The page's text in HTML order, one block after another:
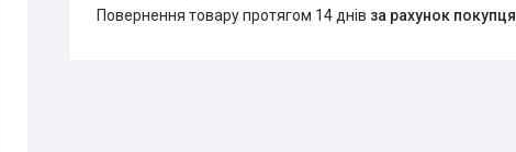
повернення товару протягом 14 днів за рахунок покупця